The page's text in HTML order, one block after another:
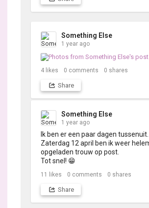
Something Else
1 year ago
4 likes 0 comments 0 shares
Share
Something Else
1 year ago
Ik ben er een paar dagen tussenuit.
Zaterdag 12 april ben ik weer
opgeladen trouw op post.
Tot snel! 😁
11 likes 0 comments 0 shares
Share